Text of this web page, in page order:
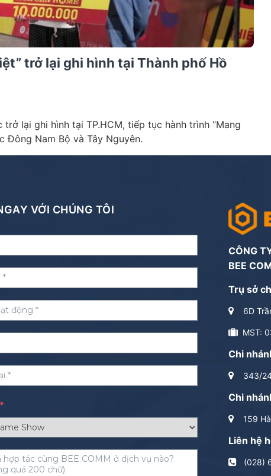
trở lại ghi hình tại Thành phố Hồ
lại ghi hình tại TP.HCM, tiếp tục hành trình “Mang
Đông Nam Bộ và Tây Nguyên.
VỚI CHÚNG TÔI
*
CÔNG
BEE
Trụ sở
6D
MST:
Chi
343/
Chi
159
Liên hệ
(028)